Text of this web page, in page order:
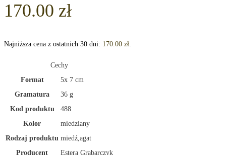
170.00 zł
Najniższa cena z ostatnich 30 dni: 170.00 zł.
Cechy
Format
5x 7 cm
Gramatura
36 g
Kod produktu
488
Kolor
miedziany
Rodzaj produktu miedź,agat
Producent
Estera Grabarczyk